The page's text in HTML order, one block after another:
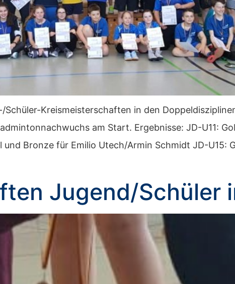
Kreismeisterschaften in den
am Start. Ergebnisse: JD-U11:
und Bronze für Emilio Utech/Armin Schmidt JD-U15:
Jugend/Schüler